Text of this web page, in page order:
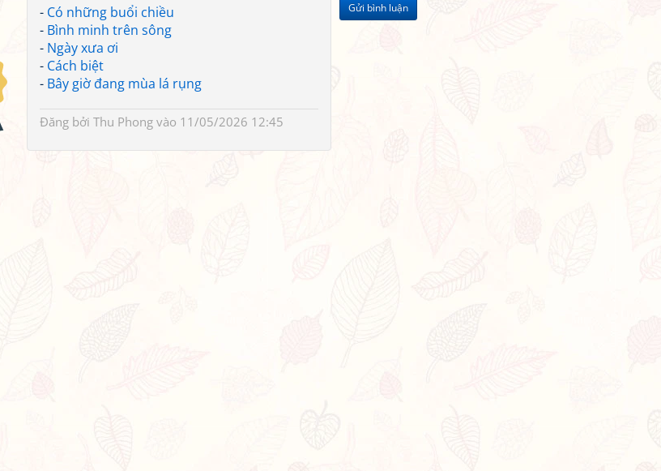
Gửi bình luận
- Có những buổi chiều
- Bình minh trên sông
- Ngày xưa ơi
- Cách biệt
- Bây giờ đang mùa lá rụng
Đăng bởi Thu Phong vào 11/05/2026 12:45